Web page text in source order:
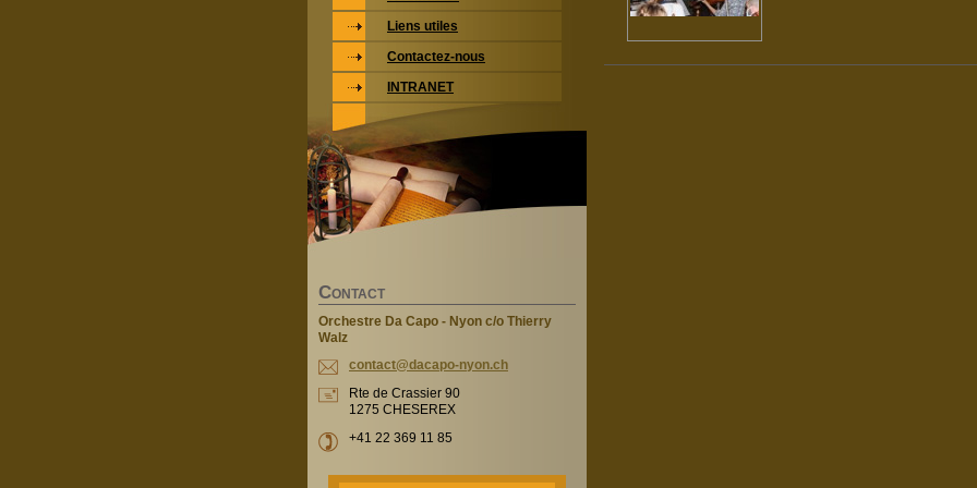
Liens utiles
Contactez-nous
INTRANET
CONTACT
Orchestre Da Capo - Nyon c/o Thierry
Walz
contact@dacapo-nyon.ch
Rte de Crassier 90
1275 CHESEREX
+41 22 369 11 85